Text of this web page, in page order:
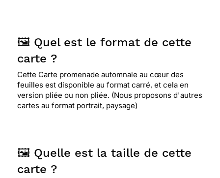
🖼️ Quel est le format de cette
carte ?
Cette Carte promenade automnale au cœur des
feuilles est disponible au format carré, et cela en
version pliée ou non pliée. (Nous proposons d'autres
cartes au format portrait, paysage)
🖼️ Quelle est la taille de cette
carte ?